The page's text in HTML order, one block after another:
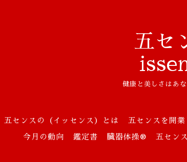
五セ
健康と美しさはあ
五センスの（イッセンス）とは 五センスを開
今月の動向 鑑定書 臓器体操® 五セン